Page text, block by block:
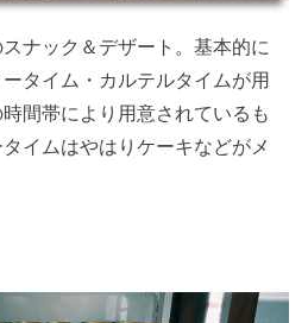
ナック＆デザート。基本的に
タイム・カルテルタイムが用
間帯により用意されているも
イムはやはりケーキなどがメ